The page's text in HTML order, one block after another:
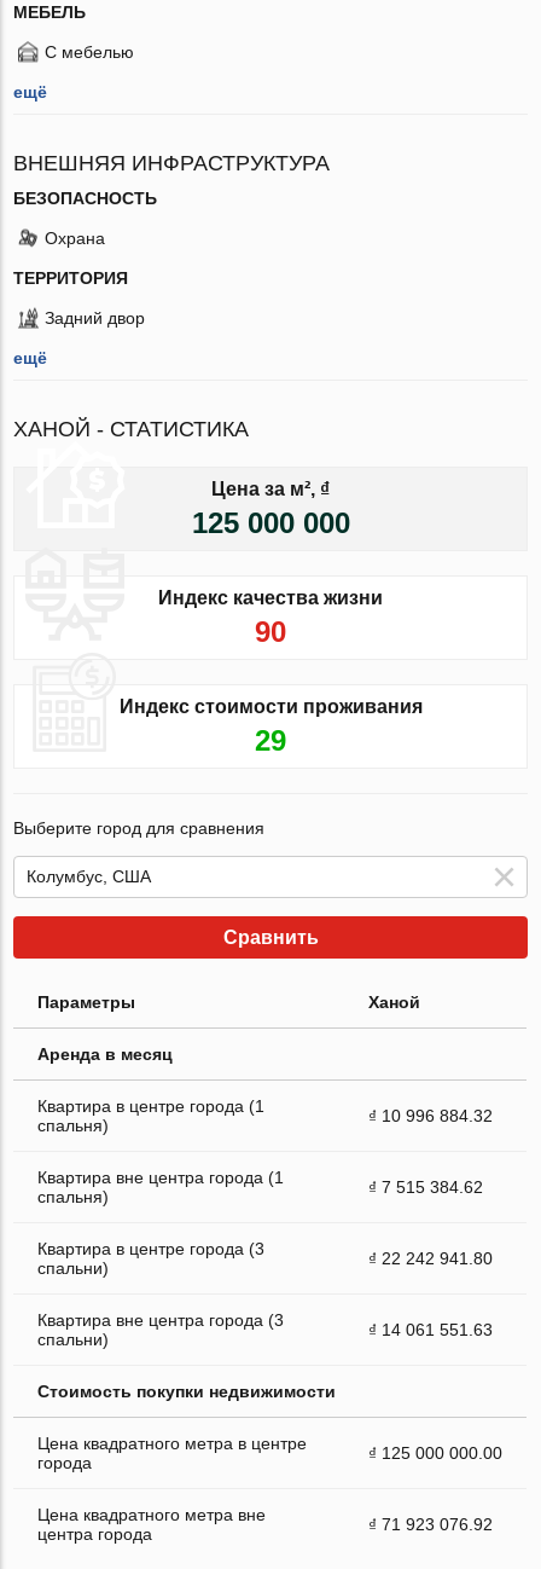
МЕБЕЛЬ
С мебелью
ещё
ВНЕШНЯЯ ИНФРАСТРУКТУРА
БЕЗОПАСНОСТЬ
Охрана
ТЕРРИТОРИЯ
Задний двор
ещё
ХАНОЙ - СТАТИСТИКА
Цена за м², ₫
125 000 000
Индекс качества жизни
90
Индекс стоимости проживания
29
Выберите город для сравнения
Сравнить
Параметры Ханой
Аренда в месяц
Квартира в центре города (1
спальня)
₫ 10 996 884.32
Квартира вне центра города (1
спальня)
₫ 7 515 384.62
Квартира в центре города (3
спальни)
₫ 22 242 941.80
Квартира вне центра города (3
спальни)
₫ 14 061 551.63
Стоимость покупки недвижимости
Цена квадратного метра в центре
города
₫ 125 000 000.00
Цена квадратного метра вне
центра города
₫ 71 923 076.92